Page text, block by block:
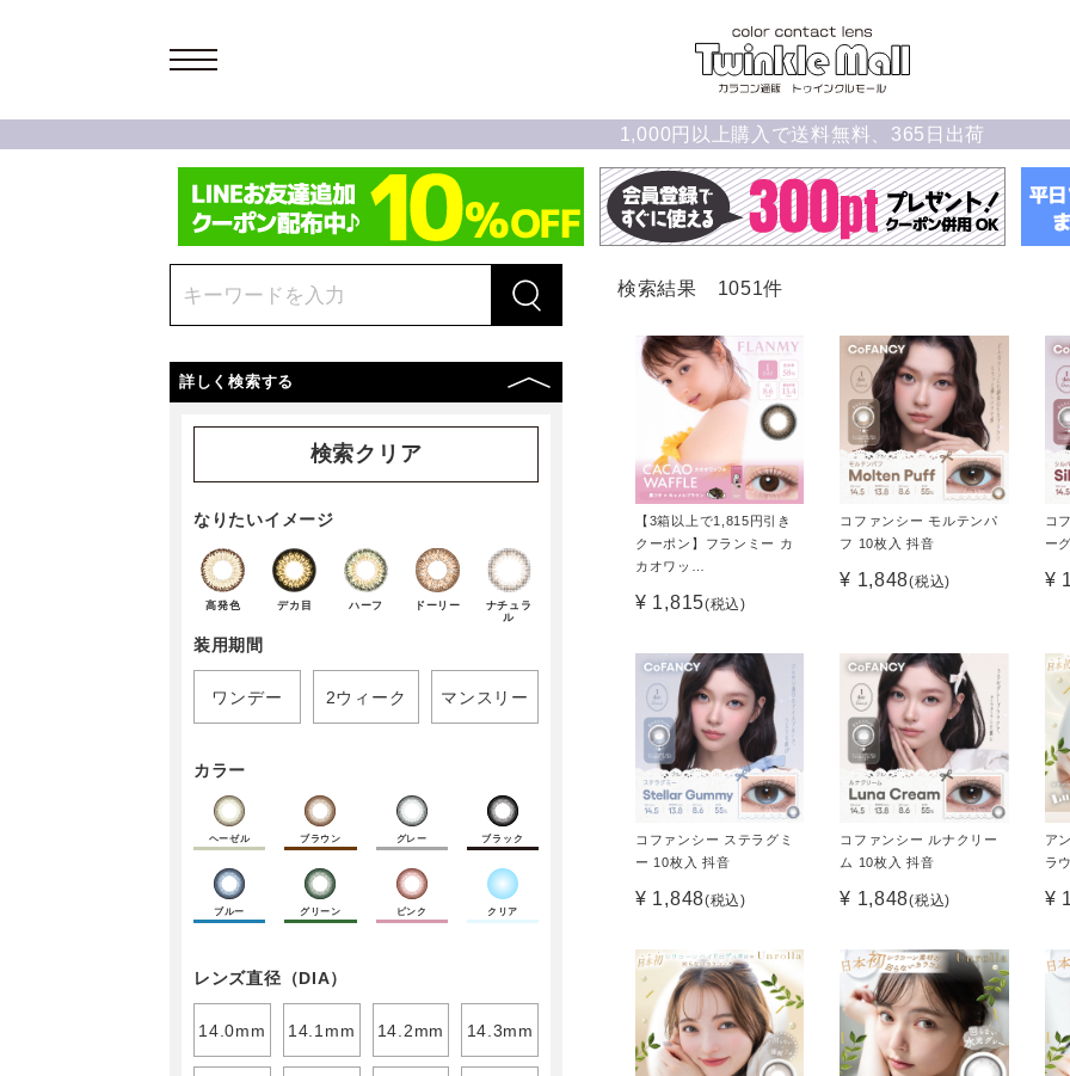
1,000円以上購入で送料無料、365日出荷
詳しく検索する
検索クリア
なりたいイメージ
高発色 デカ目 ハーフ ドーリー
ナチュラ
ル
装用期間
ワンデー 2ウィーク マンスリー
カラー
ヘーゼル ブラウン グレー ブラック
ブルー グリーン ピンク クリア
レンズ直径（DIA）
14.0mm 14.1mm 14.2mm 14.3mm
検索結果 1051件
【3箱以上で1,815円引き
クーポン】フランミー カ
カオワッ…
¥ 1,815(税込)
コファンシー モルテンパ
フ 10枚入 抖音
¥ 1,848(税込)
コ
ー
¥
コファンシー ステラグミ
ー 10枚入 抖音
¥ 1,848(税込)
コファンシー ルナクリー
ム 10枚入 抖音
¥ 1,848(税込)
ア
ラ
¥